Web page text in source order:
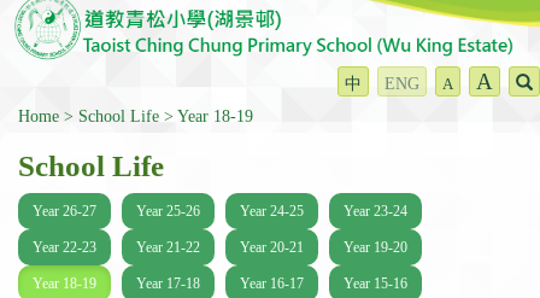
中 ENG A A
Home School Life Year 18-19
School Life
Year 26-27 Year 25-26 Year 24-25 Year 23-24
Year 22-23 Year 21-22 Year 20-21 Year 19-20
Year 18-19 Year 17-18 Year 16-17 Year 15-16